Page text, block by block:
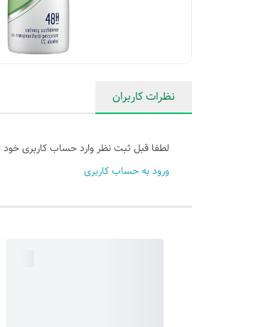
نظرات کاربران
لطفا قبل ثبت نظر وارد حساب کاربری
ورود به حساب کاربری